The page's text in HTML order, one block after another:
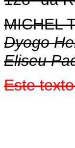
MICHEL
Dyogo
Eliseu
Este